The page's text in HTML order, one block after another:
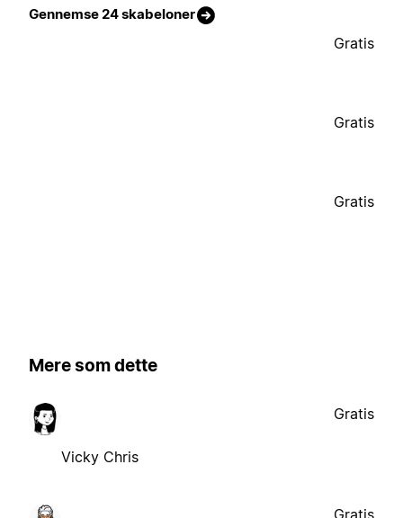
Gennemse 24 skabeloner
Gratis
Gratis
Gratis
Mere som dette
Vicky Chris
Gratis
Gratis